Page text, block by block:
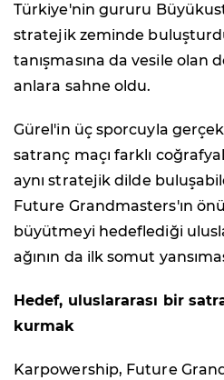
Türkiye'nin gururu
stratejik zeminde
tanışmasına da vesile olan
anlara sahne oldu.
Gürel'in üç sporcuyla
satranç maçı farklı
aynı stratejik dilde
Future Grandmasters'ın
büyütmeyi hedeflediği
ağının da ilk somut
Hedef, uluslararası bir
kurmak
Karpowership, Future